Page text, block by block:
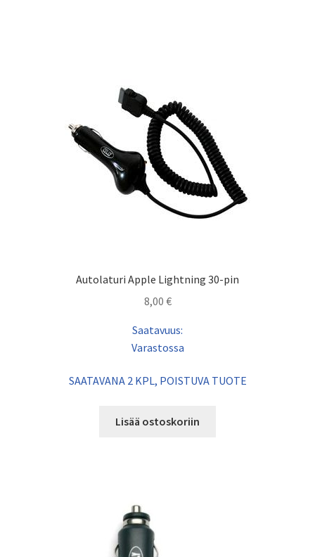
Autolaturi Apple Lightning 30-pin
8,00 €
Saatavuus:
Varastossa
SAATAVANA 2 KPL, POISTUVA TUOTE
Lisää ostoskoriin